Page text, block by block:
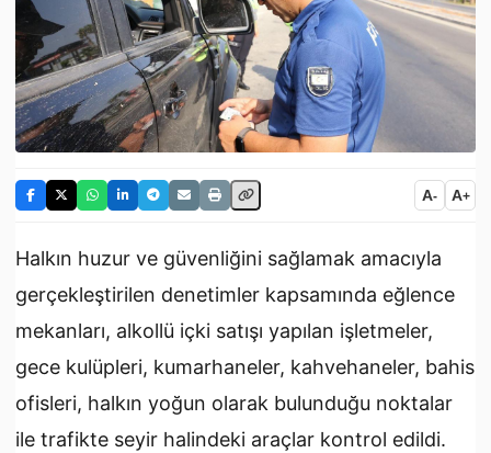
A- A+
Halkın huzur ve güvenliğini sağlamak amacıyla
gerçekleştirilen denetimler kapsamında eğlence
mekanları, alkollü içki satışı yapılan işletmeler,
gece kulüpleri, kumarhaneler, kahvehaneler, bahis
ofisleri, halkın yoğun olarak bulunduğu noktalar
ile trafikte seyir halindeki araçlar kontrol edildi.